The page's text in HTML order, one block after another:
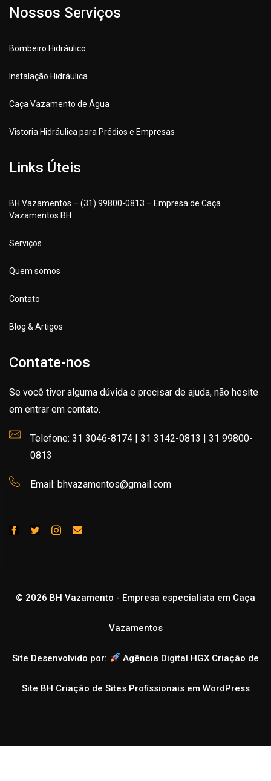
Nossos Serviços
Bombeiro Hidráulico
Instalação Hidráulica
Caça Vazamento de Água
Vistoria Hidráulica para Prédios e Empresas
Links Úteis
BH Vazamentos – (31) 99800-0813 – Empresa de Caça
Vazamentos BH
Serviços
Quem somos
Contato
Blog & Artigos
Contate-nos
Se você tiver alguma dúvida e precisar de ajuda, não hesite
em entrar em contato.
Telefone: 31 3046-8174 | 31 3142-0813 | 31 99800-
0813
Email: bhvazamentos@gmail.com
© 2026 BH Vazamento - Empresa especialista em Caça
Vazamentos
Site Desenvolvido por: Agência Digital HGX Criação de
Site BH Criação de Sites Profissionais em WordPress